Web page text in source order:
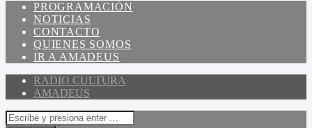
PROGRAMACIÓN
NOTICIAS
CONTACTO
QUIENES SOMOS
IR A AMADEUS
RADIO CULTURA
AMADEUS